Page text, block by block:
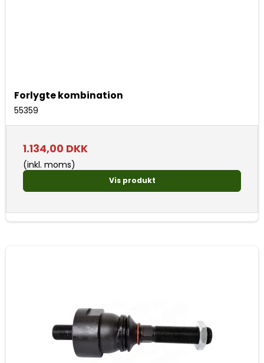
Forlygte kombination
55359
1.134,00 DKK
(inkl. moms)
Vis produkt